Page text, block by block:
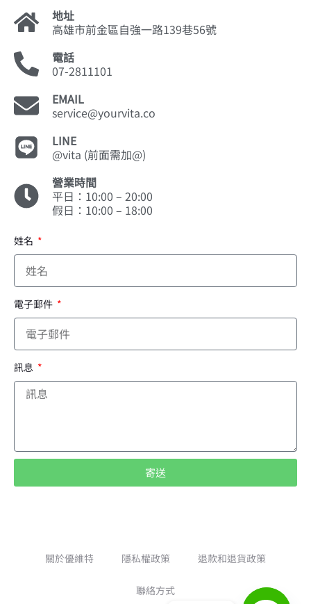
地址
高雄市前金區自強一路139巷56號
電話
07-2811101
EMAIL
service@yourvita.co
LINE
@vita (前面需加@)
營業時間
平日：10:00 – 20:00
假日：10:00 – 18:00
姓名
電子郵件
訊息
寄送
關於優維特 隱私權政策 退款和退貨政策
聯絡方式